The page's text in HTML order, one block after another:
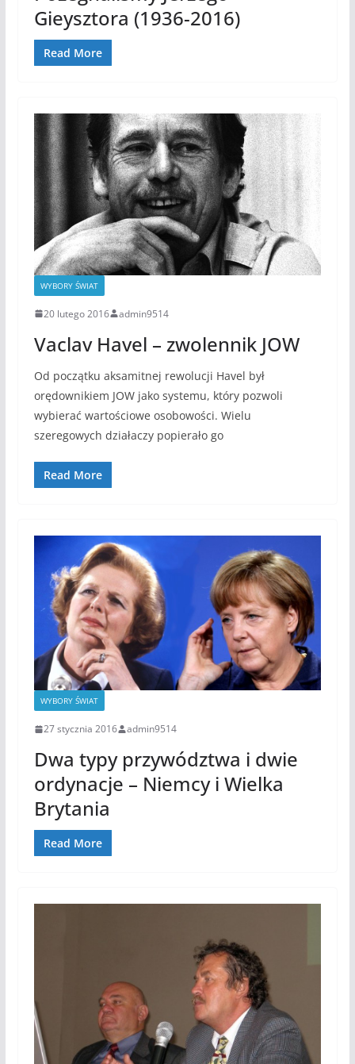
Gieysztora (1936-2016)
Read More
WYBORY ŚWIAT
20 lutego 2016 admin9514
Vaclav Havel – zwolennik JOW
Od początku aksamitnej rewolucji Havel był
orędownikiem JOW jako systemu, który pozwoli
wybierać wartościowe osobowości. Wielu
szeregowych działaczy popierało go
Read More
WYBORY ŚWIAT
27 stycznia 2016 admin9514
Dwa typy przywództwa i dwie
ordynacje – Niemcy i Wielka
Brytania
Read More